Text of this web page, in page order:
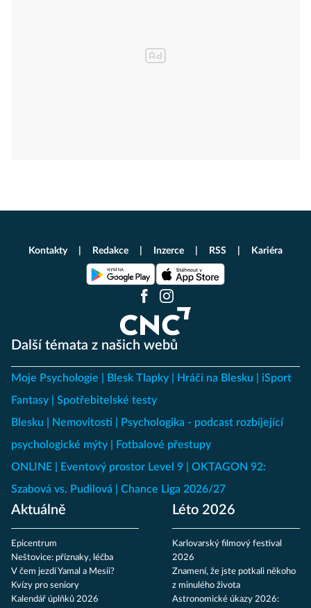
Další témata z našich webů
Moje Psychologie Blesk Tlapky Hráči na Blesku
iSport
Fantasy
Spotřebitelské testy
Blesku
Nemovitosti
Psychologika - podcast rozbíjející
psychologické mýty
Fotbalové přestupy
ONLINE
Eventový prostor Level 9
OKTAGON 92:
Szabová vs. Pudilová
Chance Liga 2026/27
Aktuálně
Epicentrum
Neštovice: příznaky, léčba
V čem jezdí Yamal a Mesii?
Kvízy pro seniory
Kalendář úplňků 2026
Léto 2026
Karlovarský filmový festival
2026
Znamení, že jste potkali někoho
z minulého života
Astronomické úkazy 2026:
Kontakty Redakce Inzerce RSS Kariéra